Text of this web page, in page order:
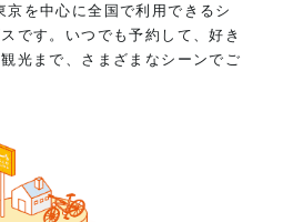
を中心に全国で利用できるシ
です。いつでも予約して、好き
光まで、さまざまなシーンでご